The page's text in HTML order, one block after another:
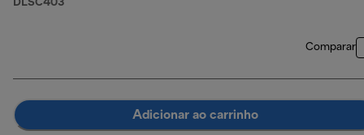
DLSC403
Comparar
Adicionar ao carrinho